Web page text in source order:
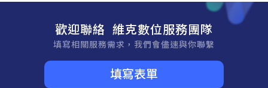
歡迎聯絡 維克數位服務團隊
填寫相關服務需求，我們會儘速與你聯繫
填寫表單